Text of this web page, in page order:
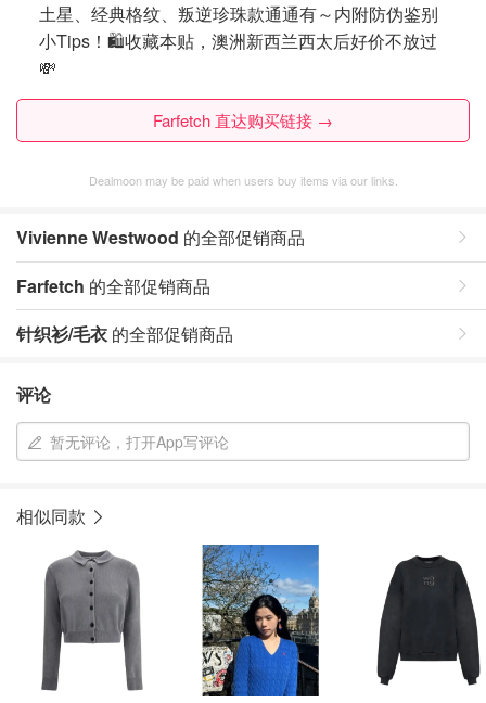
土星、经典格纹、叛逆珍珠款通通有～内附防伪鉴别
小Tips！🛍️收藏本贴，澳洲新西兰西太后好价不放过
💸
Farfetch 直达购买链接 →
Dealmoon may be paid when users buy items via our links.
Vivienne Westwood 的全部促销商品
Farfetch 的全部促销商品
针织衫/毛衣 的全部促销商品
评论
暂无评论，打开App写评论
相似同款